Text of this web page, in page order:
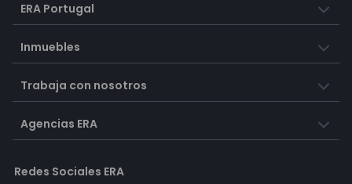
ERA Portugal
Inmuebles
Trabaja con nosotros
Agencias ERA
Redes Sociales ERA